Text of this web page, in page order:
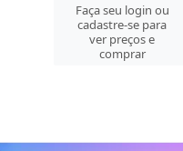
Faça seu login ou
cadastre-se para
ver preços e
comprar